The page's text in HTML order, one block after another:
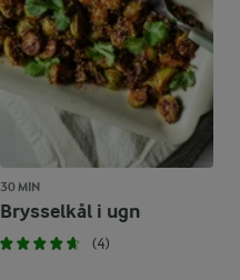
30 MIN
Brysselkål i ugn
(4)